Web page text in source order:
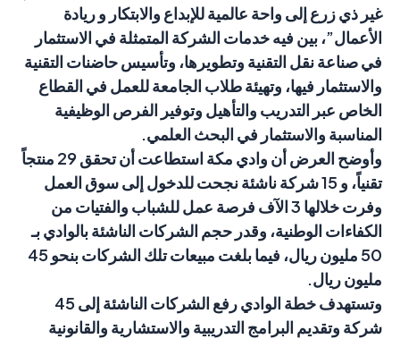
غير ذي زرع إلى واحة عالمية للإبداع والابتكار و ريادة
الأعمال”، بين فيه خدمات الشركة المتمثلة في الاستثمار
في صناعة نقل التقنية وتطويرها، وتأسيس حاضنات التقنية
والاستثمار فيها، وتهيئة طلاب الجامعة للعمل في القطاع
الخاص عبر التدريب والتأهيل وتوفير الفرص الوظيفية
المناسبة والاستثمار في البحث العلمي.
وأوضح العرض أن وادي مكة استطاعت أن تحقق 29 منتجاً
تقنياً، و 15 شركة ناشئة نجحت للدخول إلى سوق العمل
وفرت خلالها 3 الآف فرصة عمل للشباب والفتيات من
الكفاءات الوطنية، وقدر حجم الشركات الناشئة بالوادي بـ
50 مليون ريال، فيما بلغت مبيعات تلك الشركات بنحو 45
مليون ريال.
وتستهدف خطة الوادي رفع الشركات الناشئة إلى 45
شركة وتقديم البرامج التدريبية والاستشارية والقانونية